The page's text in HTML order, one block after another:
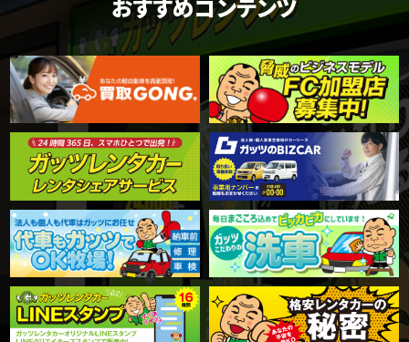
おすすめコンテンツ